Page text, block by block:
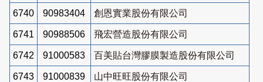
6740 90983404 創恩實業股份有限公司
6741 90988506 飛宏營造股份有限公司
6742 91000583 百美貼台灣膠膜製造股份有限公司
6743 91000839 山中旺旺股份有限公司